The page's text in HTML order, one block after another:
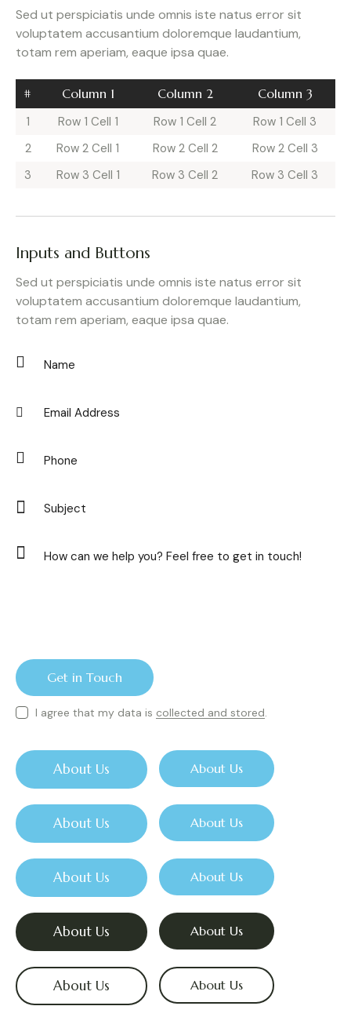
Sed ut perspiciatis unde omnis iste natus error sit
voluptatem accusantium doloremque laudantium,
totam rem aperiam, eaque ipsa quae.
# Column 1 Column 2
Column 3
1
Row 1 Cell 1 Row 1 Cell 2
Row 1 Cell 3
2
Row 2 Cell 1 Row 2 Cell 2
Row 2 Cell 3
3
Row 3 Cell 1 Row 3 Cell 2 Row 3 Cell 3
Inputs and Buttons
Sed ut perspiciatis unde omnis iste natus error sit
voluptatem accusantium doloremque laudantium,
totam rem aperiam, eaque ipsa quae.
I agree that my data is collected and stored.
About Us About Us
About Us About Us
About Us About Us
About Us About Us
About Us About Us